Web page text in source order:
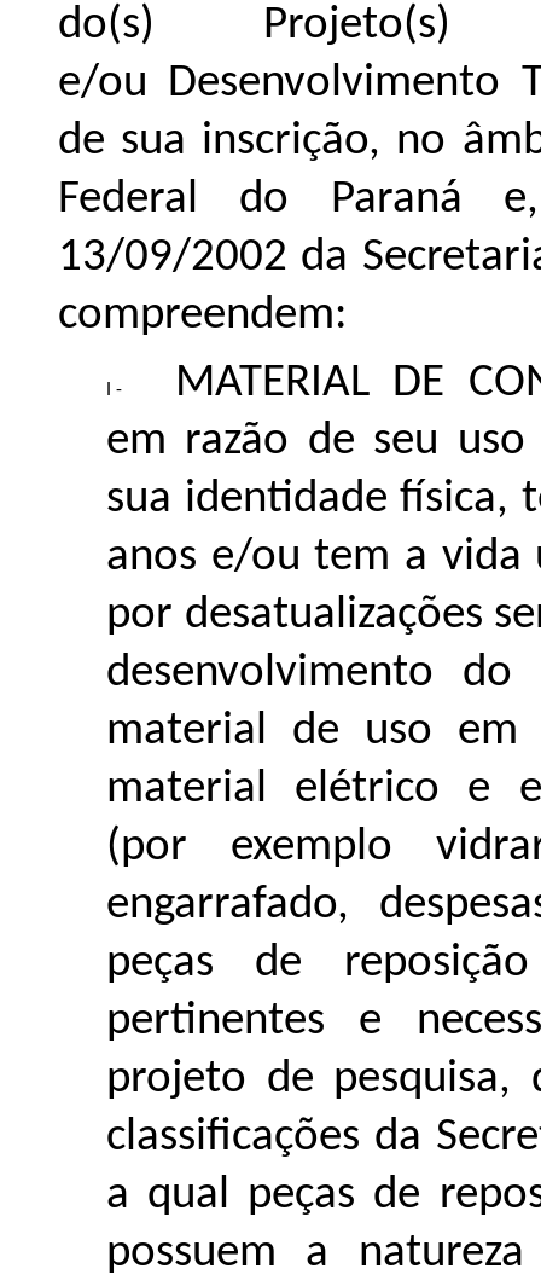
do(s) Projeto(s)
e/ou Desenvolvimento
de sua inscrição, no
Federal do Paraná
13/09/2002 da
compreendem:
MATERIAL DE
em razão de seu
sua identidade física,
anos e/ou tem a vida
por desatualizações
desenvolvimento
material de uso em
material elétrico e
(por exemplo
engarrafado,
peças de
pertinentes e
projeto de pesquisa,
classificações da
a qual peças de
possuem a